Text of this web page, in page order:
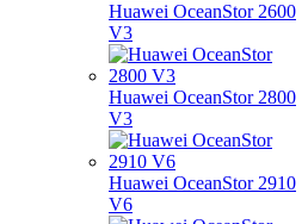
Huawei OceanStor 2600
V3
Huawei OceanStor 2800
V3
Huawei OceanStor 2910
V6